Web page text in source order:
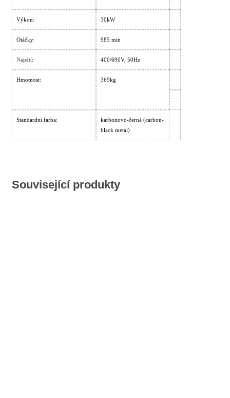
Výkon: 30kW
Otáčky: 985 min
Napětí: 400/690V, 50Hz
Hmotnost: 369kg
Standardní farba:
karbonovo-černá (carbon-
black metal)
Související produkty